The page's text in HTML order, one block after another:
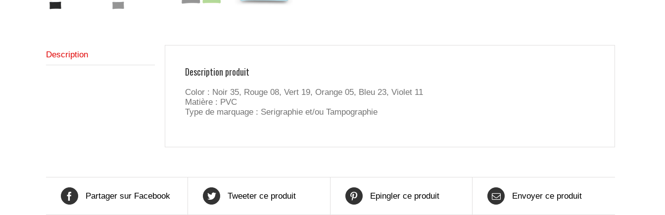
Description
Description produit
Color : Noir 35, Rouge 08, Vert 19, Orange 05, Bleu 23, Violet 11
Matière : PVC
Type de marquage : Serigraphie et/ou Tampographie
Partager sur Facebook Tweeter ce produit Epingler ce produit Envoyer ce produit